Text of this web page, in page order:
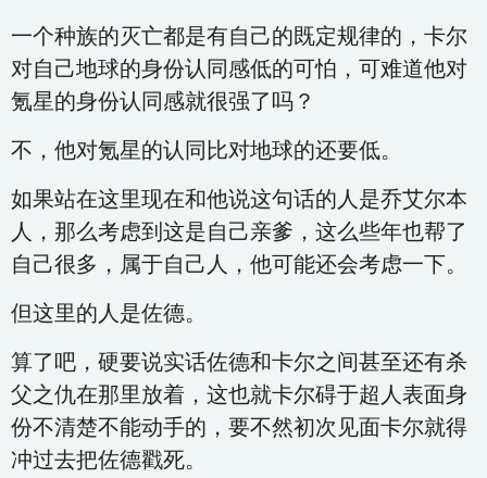
一个种族的灭亡都是有自己的既定规律的，卡尔
对自己地球的身份认同感低的可怕，可难道他对
氪星的身份认同感就很强了吗？
不，他对氪星的认同比对地球的还要低。
如果站在这里现在和他说这句话的人是乔艾尔本
人，那么考虑到这是自己亲爹，这么些年也帮了
自己很多，属于自己人，他可能还会考虑一下。
但这里的人是佐德。
算了吧，硬要说实话佐德和卡尔之间甚至还有杀
父之仇在那里放着，这也就卡尔碍于超人表面身
份不清楚不能动手的，要不然初次见面卡尔就得
冲过去把佐德戳死。